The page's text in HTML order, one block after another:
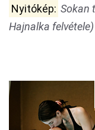
Nyitókép: Sokan
Hajnalka felvétele)